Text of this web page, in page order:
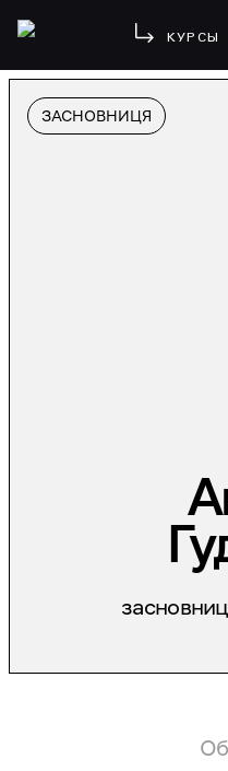
КУРСЫ
ЗАСНОВНИЦЯ